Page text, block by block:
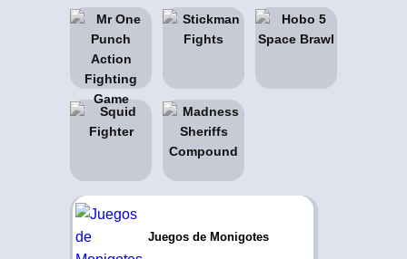
Juegos de Monigotes